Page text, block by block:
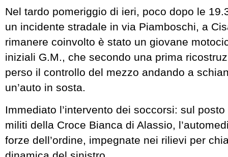
Nel tardo pomeriggio di ieri, poco dopo le
un incidente stradale in via Piamboschi, a
rimanere coinvolto è stato un giovane
iniziali G.M., che secondo una prima
perso il controllo del mezzo andando a
un’auto in sosta.
Immediato l’intervento dei soccorsi: sul
militi della Croce Bianca di Alassio,
forze dell’ordine, impegnate nei rilievi per